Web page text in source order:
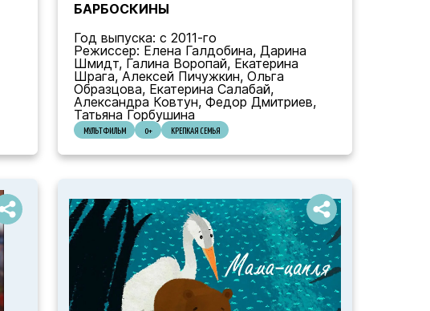
БАРБОСКИНЫ
Год выпуска: с 2011-го
Режиссер: Елена Галдобина, Дарина
Шмидт, Галина Воропай, Екатерина
Шрага, Алексей Пичужкин, Ольга
Образцова, Екатерина Салабай,
Александра Ковтун, Федор Дмитриев,
Татьяна Горбушина
МУЛЬТФИЛЬМ 0+ КРЕПКАЯ СЕМЬЯ